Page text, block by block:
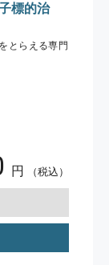
標的治
とらえる専門
円 （税込）